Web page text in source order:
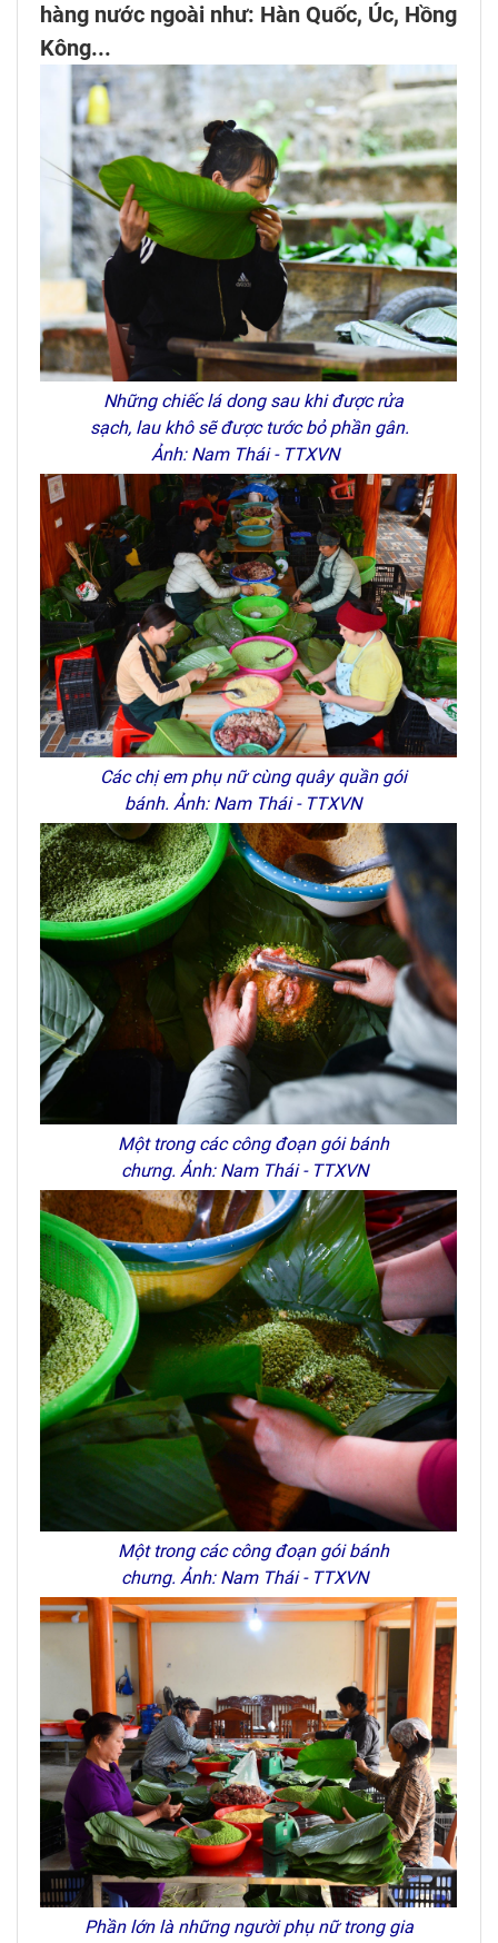
hàng nước ngoài như: Hàn Quốc, Úc, Hồng
Kông...
Những chiếc lá dong sau khi được rửa
sạch, lau khô sẽ được tước bỏ phần gân.
Ảnh: Nam Thái - TTXVN
Các chị em phụ nữ cùng quây quần gói
bánh. Ảnh: Nam Thái - TTXVN
Một trong các công đoạn gói bánh
chưng. Ảnh: Nam Thái - TTXVN
Một trong các công đoạn gói bánh
chưng. Ảnh: Nam Thái - TTXVN
Phần lớn là những người phụ nữ trong gia